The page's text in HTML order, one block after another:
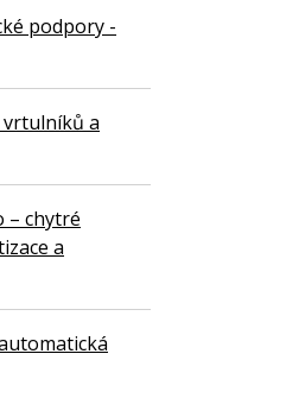
podpory -
vrtulníků a
– chytré
a